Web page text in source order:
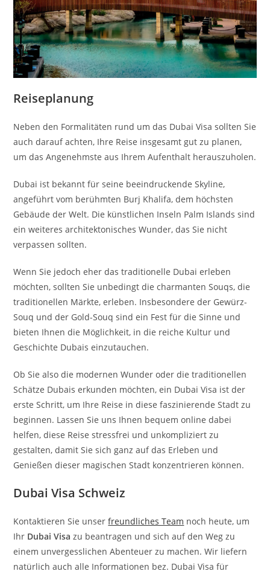
Reiseplanung
Neben den Formalitäten rund um das Dubai Visa sollten Sie
auch darauf achten, Ihre Reise insgesamt gut zu planen,
um das Angenehmste aus Ihrem Aufenthalt herauszuholen.
Dubai ist bekannt für seine beeindruckende Skyline,
angeführt vom berühmten Burj Khalifa, dem höchsten
Gebäude der Welt. Die künstlichen Inseln Palm Islands sind
ein weiteres architektonisches Wunder, das Sie nicht
verpassen sollten.
Wenn Sie jedoch eher das traditionelle Dubai erleben
möchten, sollten Sie unbedingt die charmanten Souqs, die
traditionellen Märkte, erleben. Insbesondere der Gewürz-
Souq und der Gold-Souq sind ein Fest für die Sinne und
bieten Ihnen die Möglichkeit, in die reiche Kultur und
Geschichte Dubais einzutauchen.
Ob Sie also die modernen Wunder oder die traditionellen
Schätze Dubais erkunden möchten, ein Dubai Visa ist der
erste Schritt, um Ihre Reise in diese faszinierende Stadt zu
beginnen. Lassen Sie uns Ihnen bequem online dabei
helfen, diese Reise stressfrei und unkompliziert zu
gestalten, damit Sie sich ganz auf das Erleben und
Genießen dieser magischen Stadt konzentrieren können.
Dubai Visa Schweiz
Kontaktieren Sie unserfreundliches Team noch heute, um
Ihr Dubai Visa zu beantragen und sich auf den Weg zu
einem unvergesslichen Abenteuer zu machen. Wir liefern
natürlich auch alle Informationen bez. Dubai Visa für